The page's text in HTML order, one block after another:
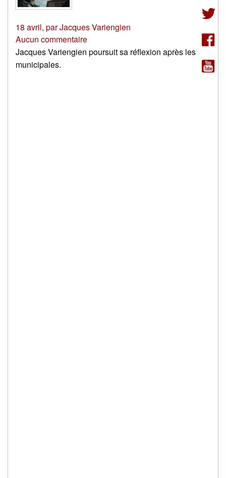
18 avril, parJacques Variengien
Aucun commentaire
Jacques Variengien poursuit sa réflexion après les
municipales.